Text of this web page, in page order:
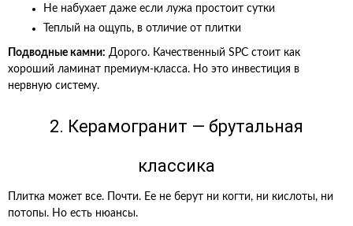
Не набухает даже если лужа простоит сутки
Теплый на ощупь, в отличие от плитки
Подводные камни: Дорого. Качественный SPC стоит как
хороший ламинат премиум-класса. Но это инвестиция в
нервную систему.
2. Керамогранит — брутальная
классика
Плитка может все. Почти. Ее не берут ни когти, ни кислоты, ни
потопы. Но есть нюансы.